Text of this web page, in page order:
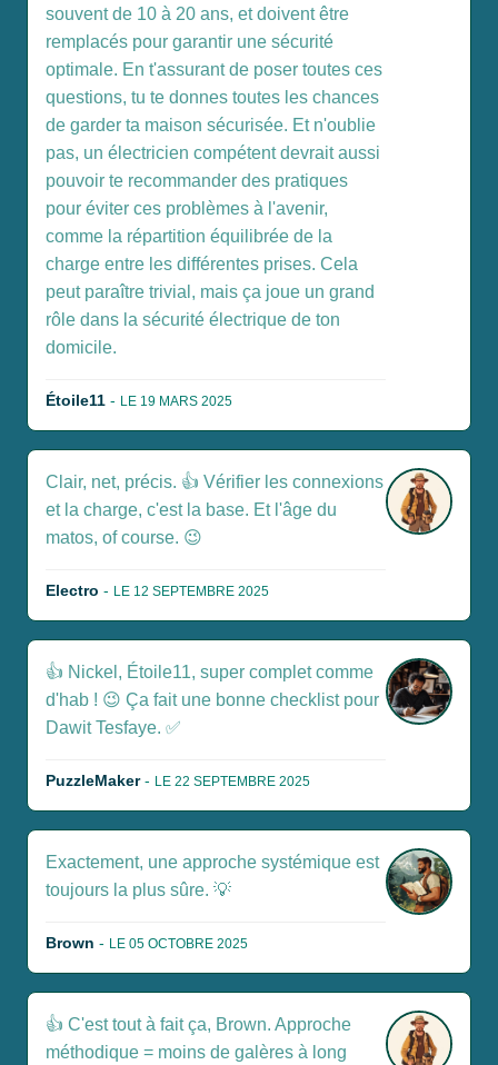
souvent de 10 à 20 ans, et doivent être
remplacés pour garantir une sécurité
optimale. En t'assurant de poser toutes ces
questions, tu te donnes toutes les chances
de garder ta maison sécurisée. Et n'oublie
pas, un électricien compétent devrait aussi
pouvoir te recommander des pratiques
pour éviter ces problèmes à l'avenir,
comme la répartition équilibrée de la
charge entre les différentes prises. Cela
peut paraître trivial, mais ça joue un grand
rôle dans la sécurité électrique de ton
domicile.
Étoile11 - LE 19 MARS 2025
Clair, net, précis. 👍 Vérifier les connexions
et la charge, c'est la base. Et l'âge du
matos, of course. 😉
Electro - LE 12 SEPTEMBRE 2025
👍 Nickel, Étoile11, super complet comme
d'hab ! 😉 Ça fait une bonne checklist pour
Dawit Tesfaye. ✅
PuzzleMaker- LE 22 SEPTEMBRE 2025
Exactement, une approche systémique est
toujours la plus sûre. 💡
Brown - LE 05 OCTOBRE 2025
👍 C'est tout à fait ça, Brown. Approche
méthodique = moins de galères à long